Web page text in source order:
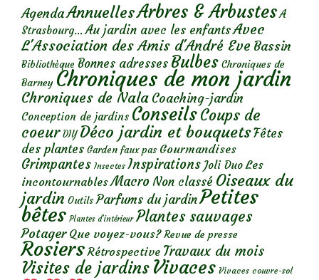
AgendaAnnuellesArbres & Arbustes A
Strasbourg... Au jardin avec les enfantsAvec
L'Association des Amis d'André Eve Bassin
Bibliothèque Bonnes adresses Bulbes Chroniques de
Barney Chroniques de mon jardin
Chroniques de Nala Coaching-jardin
Conception de jardins ConseilsCoups de
coeur DIY Déco jardin et bouquetsFêtes
des plantes Garden faux pas Gourmandises
Grimpantes Insectes Inspirations Joli Duo Les
incontournables Macro Non classé Oiseaux du
jardin Outils Parfums du jardinPetites
bêtes Plantes d’intérieur Plantes sauvages
Potager Que voyez-vous? Revue de presse
Rosiers Rétrospective Travaux du mois
Visites de jardins Vivaces Vivaces couvre-sol